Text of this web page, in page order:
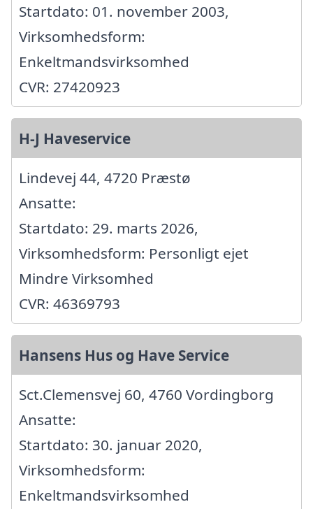
Startdato: 01. november 2003,
Virksomhedsform:
Enkeltmandsvirksomhed
CVR: 27420923
H-J Haveservice
Lindevej 44, 4720 Præstø
Ansatte:
Startdato: 29. marts 2026,
Virksomhedsform: Personligt ejet
Mindre Virksomhed
CVR: 46369793
Hansens Hus og Have Service
Sct.Clemensvej 60, 4760 Vordingborg
Ansatte:
Startdato: 30. januar 2020,
Virksomhedsform:
Enkeltmandsvirksomhed